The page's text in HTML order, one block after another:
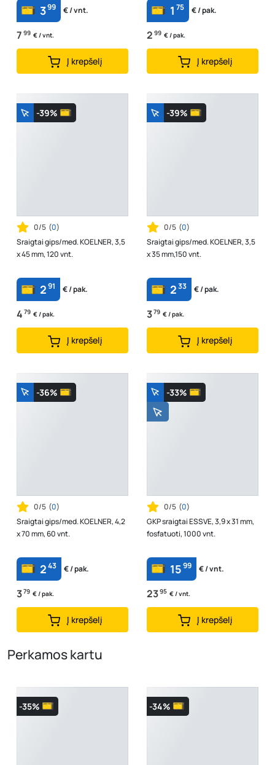
399 € / vnt.
7 99 € / vnt.
Į krepšelį
1 75 € / pak.
2 99 € / pak.
Į krepšelį
-39%
0/5 (0)
Sraigtai gips/med. KOELNER, 3,5
x 45 mm, 120 vnt.
291 € / pak.
4 79 € / pak.
Į krepšelį
-39%
0/5 (0)
Sraigtai gips/med. KOELNER, 3,5
x 35 mm,150 vnt.
233 € / pak.
379 € / pak.
Į krepšelį
-36%
0/5 (0)
Sraigtai gips/med. KOELNER, 4,2
x 70 mm, 60 vnt.
243 € / pak.
379 € / pak.
Į krepšelį
-33%
0/5 (0)
GKP sraigtai ESSVE, 3,9 x 31 mm,
fosfatuoti, 1000 vnt.
1599 € / vnt.
2395 € / vnt.
Į krepšelį
Perkamos kartu
-35% -34%